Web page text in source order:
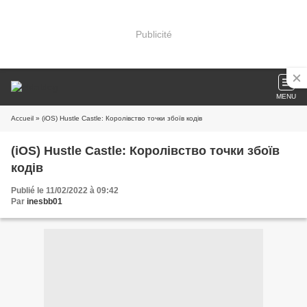
Publicité
MENU
Accueil » (iOS) Hustle Castle: Королівство точки збоїв кодів
(iOS) Hustle Castle: Королівство точки збоїв
кодів
Publié le 11/02/2022 à 09:42
Par inesbb01